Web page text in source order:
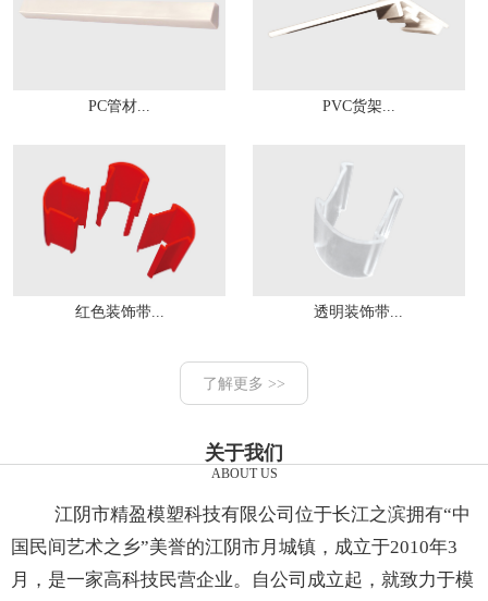
PC管材... PVC货架...
红色装饰带... 透明装饰带...
了解更多 >>
关于我们
ABOUT US
江阴市精盈模塑科技有限公司位于长江之滨拥有“中
国民间艺术之乡”美誉的江阴市月城镇，成立于2010年3
月，是一家高科技民营企业。自公司成立起，就致力于模